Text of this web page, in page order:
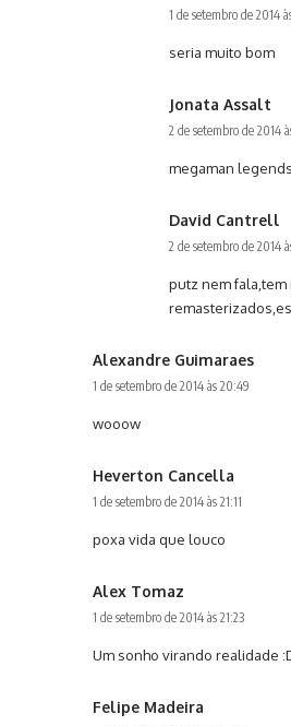
1 de setembro de 2014
seria muito bom
Jonata Assalt
2 de setembro de 2014
megaman
David Cantrell
2 de setembro de 2014
putz nem
Alexandre Guimaraes
1 de setembro de 2014 às 20:49
wooow
Heverton Cancella
1 de setembro de 2014 às 21:11
poxa vida que louco
Alex Tomaz
1 de setembro de 2014 às 21:23
Um sonho virando realidade
Felipe Madeira